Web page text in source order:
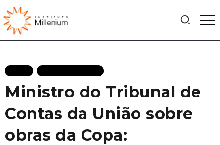
Ministro do Tribunal de
Contas da União sobre
obras da Copa: